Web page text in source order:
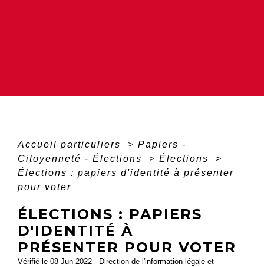
Accueil particuliers > Papiers -
Citoyenneté - Élections
> Élections
>
Élections : papiers d'identité à présenter
pour voter
ÉLECTIONS : PAPIERS
D'IDENTITÉ À
PRÉSENTER POUR VOTER
Vérifié le 08 Jun 2022 - Direction de l'information légale et